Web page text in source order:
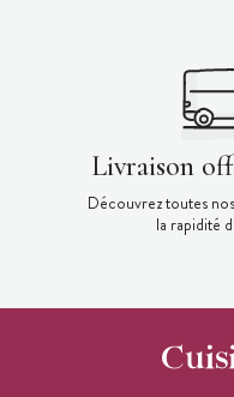
Livraison
Découvrez toutes
la rapidité